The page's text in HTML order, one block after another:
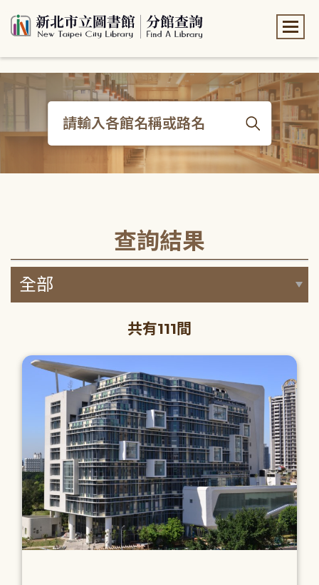
查詢結果
共有111間